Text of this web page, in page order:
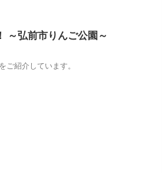
～弘前市りんご公園～
ご紹介しています。